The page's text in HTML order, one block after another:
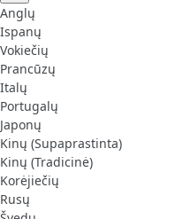
Anglų
Ispanų
Vokiečių
Prancūzų
Italų
Portugalų
Japonų
Kinų (Supaprastinta)
Kinų (Tradicinė)
Korėjiečių
Rusų